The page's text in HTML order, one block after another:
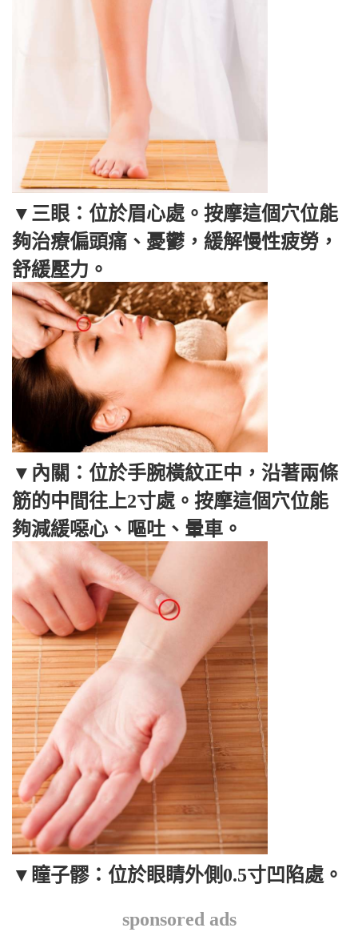
▼三眼：位於眉心處。按摩這個穴位能
夠治療偏頭痛、憂鬱，緩解慢性疲勞，
舒緩壓力。
▼內關：位於手腕橫紋正中，沿著兩條
筋的中間往上2寸處。按摩這個穴位能
夠減緩噁心、嘔吐、暈車。
▼瞳子髎：位於眼睛外側0.5寸凹陷處。
sponsored ads